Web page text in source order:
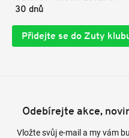
30 dnů
Přidejte se do Zuty
Odebírejte akce,
Vložte svůj e-mail a my vám